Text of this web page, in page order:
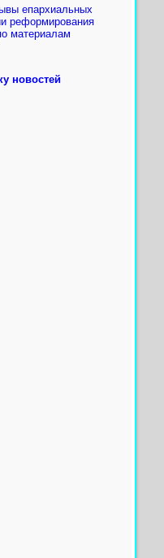
епархиальных
реформирования
материалам
новостей